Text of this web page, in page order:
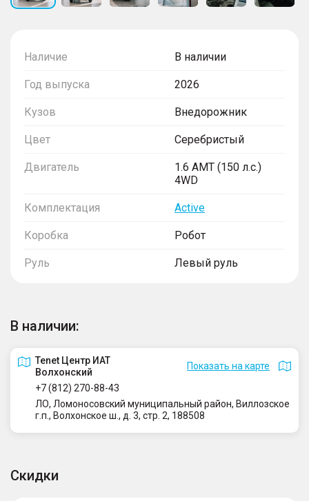
Наличие В наличии
Год выпуска 2026
Кузов Внедорожник
Цвет Серебристый
Двигатель
1.6 AMT (150 л.с.)
4WD
Комплектация Active
Коробка Робот
Руль Левый руль
В наличии:
Tenet Центр ИАТ
Волхонский
Показать на карте
+7 (812) 270-88-43
ЛО, Ломоносовский муниципальный район, Виллозское
г.п., Волхонское ш., д. 3, стр. 2, 188508
Скидки